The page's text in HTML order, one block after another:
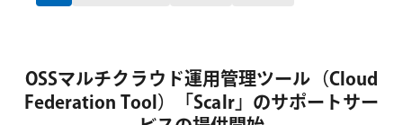
OSSマルチクラウド運用管理ツール（Cloud
Federation Tool）「Scalr」のサポートサー